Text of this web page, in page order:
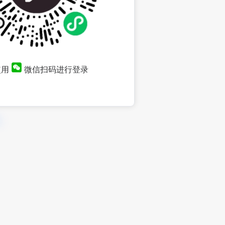
微信扫码进行登录